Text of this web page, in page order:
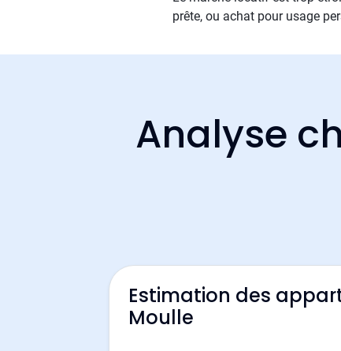
prête, ou achat pour usage
Analyse
Estimation des
Moulle